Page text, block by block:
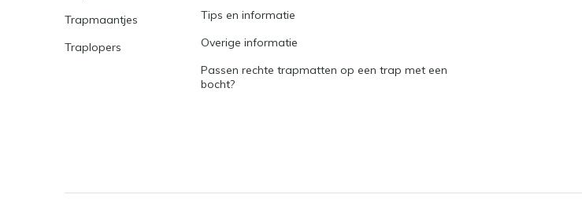
Trapmaantjes
Traplopers
Tips en informatie
Overige informatie
Passen rechte trapmatten op een trap met een
bocht?